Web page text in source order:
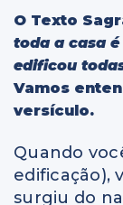
O Texto
toda a casa
edificou
Vamos
versículo.
Quando
edificação),
surgiu do